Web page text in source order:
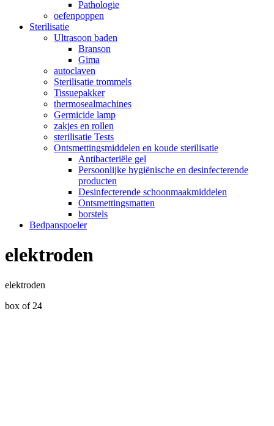
Pathologie
oefenpoppen
Sterilisatie
Ultrasoon baden
Branson
Gima
autoclaven
Sterilisatie trommels
Tissuepakker
thermosealmachines
Germicide lamp
zakjes en rollen
sterilisatie Tests
Ontsmettingsmiddelen en koude sterilisatie
Antibacteriële gel
Persoonlijke hygiënische en desinfecterende
producten
Desinfecterende schoonmaakmiddelen
Ontsmettingsmatten
borstels
Bedpanspoeler
elektroden
elektroden
box of 24